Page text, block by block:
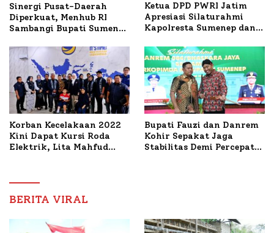
Sinergi Pusat-Daerah
Diperkuat, Menhub RI
Sambangi Bupati Sumenep
Mutiara Sentosa II
Ketua DPD PWRI Jatim
Apresiasi Silaturahmi
Kapolresta Sumenep dan
Ideal Polri-Pers
Korban Kecelakaan 2022
Kini Dapat Kursi Roda
Elektrik, Lita Mahfud
Nabil
Bupati Fauzi dan Danrem
Kohir Sepakat Jaga
Stabilitas Demi Percepat
BERITA VIRAL